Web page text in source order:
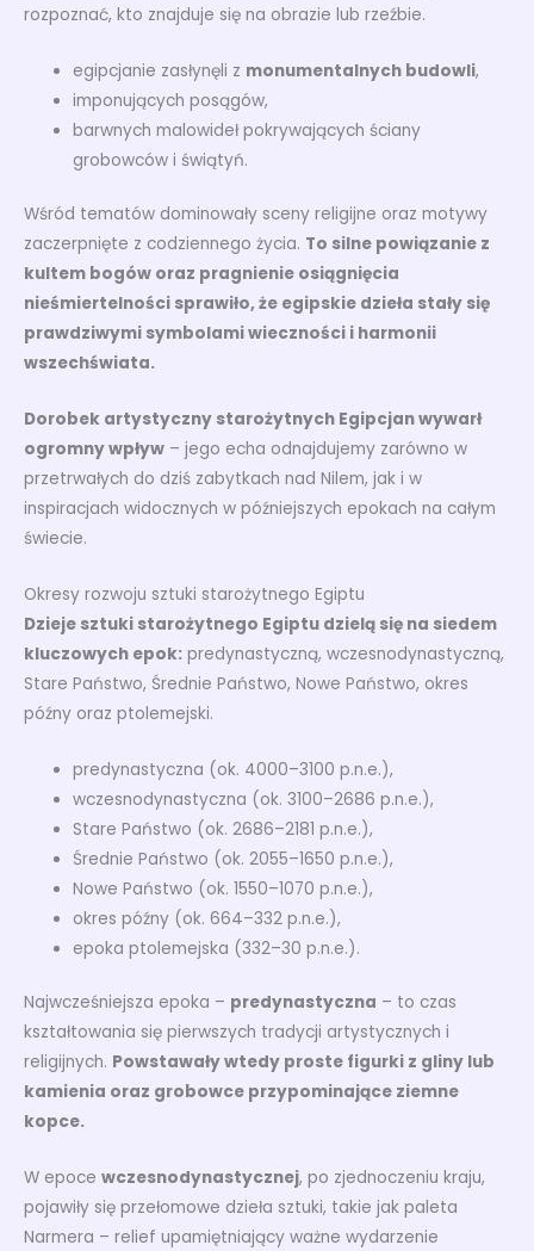
rozpoznać, kto znajduje się na obrazie lub rzeźbie.
egipcjanie zasłynęli z monumentalnych budowli,
imponujących posągów,
barwnych malowideł pokrywających ściany
grobowców i świątyń.
Wśród tematów dominowały sceny religijne oraz motywy
zaczerpnięte z codziennego życia. To silne powiązanie z
kultem bogów oraz pragnienie osiągnięcia
nieśmiertelności sprawiło, że egipskie dzieła stały się
prawdziwymi symbolami wieczności i harmonii
wszechświata.
Dorobek artystyczny starożytnych Egipcjan wywarł
ogromny wpływ – jego echa odnajdujemy zarówno w
przetrwałych do dziś zabytkach nad Nilem, jak i w
inspiracjach widocznych w późniejszych epokach na całym
świecie.
Okresy rozwoju sztuki starożytnego Egiptu
Dzieje sztuki starożytnego Egiptu dzielą się na siedem
kluczowych epok: predynastyczną, wczesnodynastyczną,
Stare Państwo, Średnie Państwo, Nowe Państwo, okres
późny oraz ptolemejski.
predynastyczna (ok. 4000–3100 p.n.e.),
wczesnodynastyczna (ok. 3100–2686 p.n.e.),
Stare Państwo (ok. 2686–2181 p.n.e.),
Średnie Państwo (ok. 2055–1650 p.n.e.),
Nowe Państwo (ok. 1550–1070 p.n.e.),
okres późny (ok. 664–332 p.n.e.),
epoka ptolemejska (332–30 p.n.e.).
Najwcześniejsza epoka – predynastyczna – to czas
kształtowania się pierwszych tradycji artystycznych i
religijnych. Powstawały wtedy proste figurki z gliny lub
kamienia oraz grobowce przypominające ziemne
kopce.
W epoce wczesnodynastycznej, po zjednoczeniu kraju,
pojawiły się przełomowe dzieła sztuki, takie jak paleta
Narmera – relief upamiętniający ważne wydarzenie